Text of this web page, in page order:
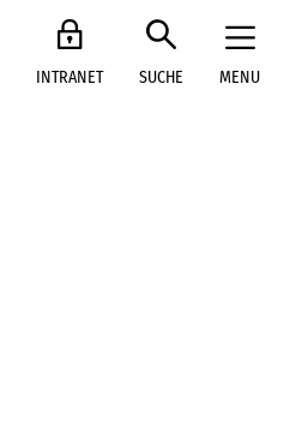
INTRANET SUCHE MENU